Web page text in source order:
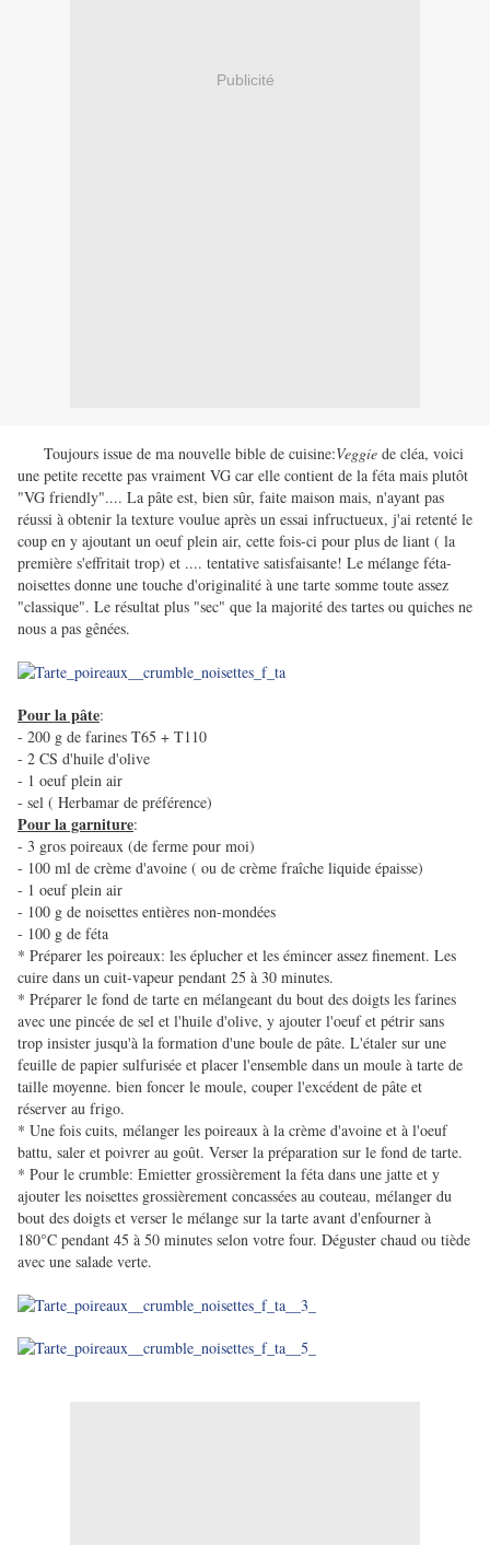
Publicité
Toujours issue de ma nouvelle bible de cuisine:Veggie de cléa, voici
une petite recette pas vraiment VG car elle contient de la féta mais plutôt
"VG friendly".... La pâte est, bien sûr, faite maison mais, n'ayant pas
réussi à obtenir la texture voulue après un essai infructueux, j'ai retenté le
coup en y ajoutant un oeuf plein air, cette fois-ci pour plus de liant ( la
première s'effritait trop) et .... tentative satisfaisante! Le mélange féta-
noisettes donne une touche d'originalité à une tarte somme toute assez
"classique". Le résultat plus "sec" que la majorité des tartes ou quiches ne
nous a pas gênées.
Pour la pâte:
- 200 g de farines T65 + T110
- 2 CS d'huile d'olive
- 1 oeuf plein air
- sel ( Herbamar de préférence)
Pour la garniture:
- 3 gros poireaux (de ferme pour moi)
- 100 ml de crème d'avoine ( ou de crème fraîche liquide épaisse)
- 1 oeuf plein air
- 100 g de noisettes entières non-mondées
- 100 g de féta
* Préparer les poireaux: les éplucher et les émincer assez finement. Les
cuire dans un cuit-vapeur pendant 25 à 30 minutes.
* Préparer le fond de tarte en mélangeant du bout des doigts les farines
avec une pincée de sel et l'huile d'olive, y ajouter l'oeuf et pétrir sans
trop insister jusqu'à la formation d'une boule de pâte. L'étaler sur une
feuille de papier sulfurisée et placer l'ensemble dans un moule à tarte de
taille moyenne. bien foncer le moule, couper l'excédent de pâte et
réserver au frigo.
* Une fois cuits, mélanger les poireaux à la crème d'avoine et à l'oeuf
battu, saler et poivrer au goût. Verser la préparation sur le fond de tarte.
* Pour le crumble: Emietter grossièrement la féta dans une jatte et y
ajouter les noisettes grossièrement concassées au couteau, mélanger du
bout des doigts et verser le mélange sur la tarte avant d'enfourner à
180°C pendant 45 à 50 minutes selon votre four. Déguster chaud ou tiède
avec une salade verte.